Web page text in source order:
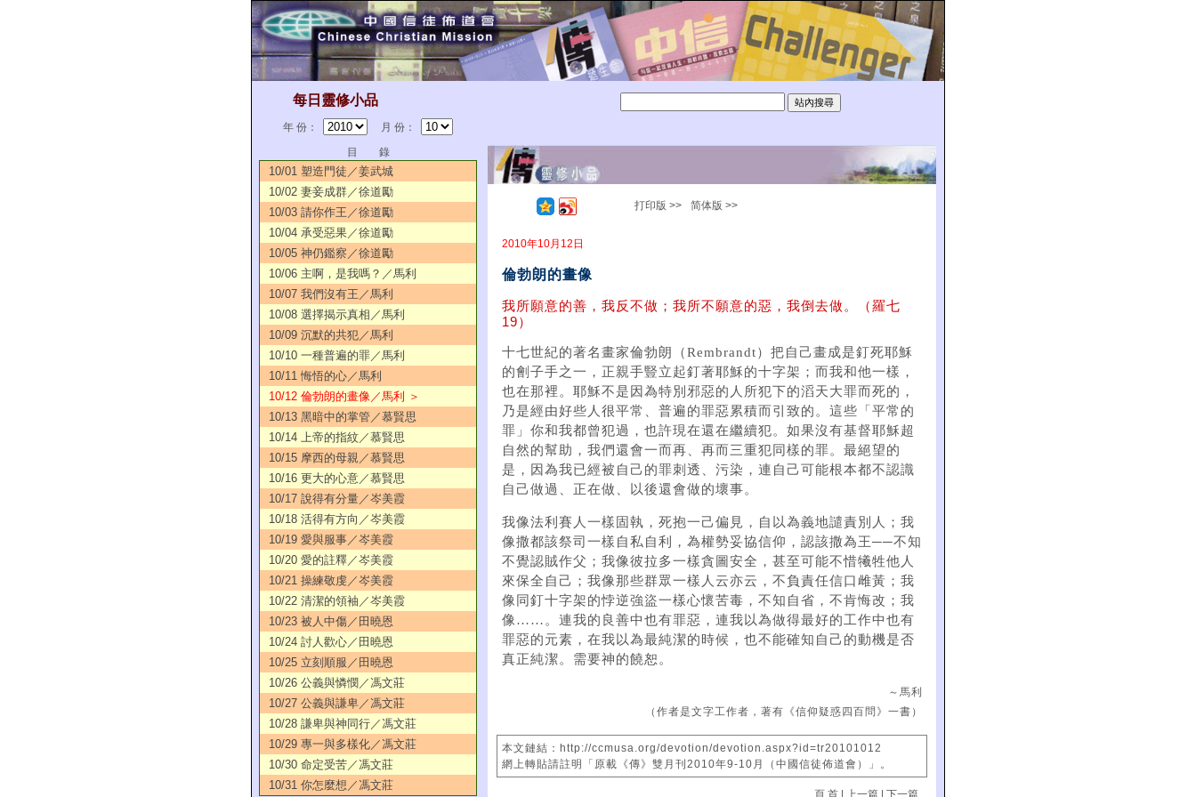
每日靈修小品
年 份：
月 份：
目 錄
10/01 塑造門徒／姜武城
10/02 妻妾成群／徐道勵
10/03 請你作王／徐道勵
10/04 承受惡果／徐道勵
10/05 神仍鑑察／徐道勵
10/06 主啊，是我嗎？／馬利
10/07 我們沒有王／馬利
10/08 選擇揭示真相／馬利
10/09 沉默的共犯／馬利
10/10 一種普遍的罪／馬利
10/11 悔悟的心／馬利
10/12 倫勃朗的畫像／馬利 ＞
10/13 黑暗中的掌管／慕賢思
10/14 上帝的指紋／慕賢思
10/15 摩西的母親／慕賢思
10/16 更大的心意／慕賢思
10/17 說得有分量／岑美霞
10/18 活得有方向／岑美霞
10/19 愛與服事／岑美霞
10/20 愛的註釋／岑美霞
10/21 操練敬虔／岑美霞
10/22 清潔的領袖／岑美霞
10/23 被人中傷／田曉恩
10/24 討人歡心／田曉恩
10/25 立刻順服／田曉恩
10/26 公義與憐憫／馮文莊
10/27 公義與謙卑／馮文莊
10/28 謙卑與神同行／馮文莊
10/29 專一與多樣化／馮文莊
10/30 命定受苦／馮文莊
10/31 你怎麼想／馮文莊
打印版 >> 简体版 >>
2010年10月12日
倫勃朗的畫像
我所願意的善，我反不做；我所不願意的惡，我倒去做。（羅七
19）
十七世紀的著名畫家倫勃朗（Rembrandt）把自己畫成是釘死耶穌
的劊子手之一，正親手豎立起釘著耶穌的十字架；而我和他一樣，
也在那裡。耶穌不是因為特別邪惡的人所犯下的滔天大罪而死的，
乃是經由好些人很平常、普遍的罪惡累積而引致的。這些「平常的
罪」你和我都曾犯過，也許現在還在繼續犯。如果沒有基督耶穌超
自然的幫助，我們還會一而再、再而三重犯同樣的罪。最絕望的
是，因為我已經被自己的罪刺透、污染，連自己可能根本都不認識
自己做過、正在做、以後還會做的壞事。
我像法利賽人一樣固執，死抱一己偏見，自以為義地譴責別人；我
像撒都該祭司一樣自私自利，為權勢妥協信仰，認該撒為王──不知
不覺認賊作父；我像彼拉多一樣貪圖安全，甚至可能不惜犧牲他人
來保全自己；我像那些群眾一樣人云亦云，不負責任信口雌黃；我
像同釘十字架的悖逆強盜一樣心懷苦毒，不知自省，不肯悔改；我
像……。連我的良善中也有罪惡，連我以為做得最好的工作中也有
罪惡的元素，在我以為最純潔的時候，也不能確知自己的動機是否
真正純潔。需要神的饒恕。
～馬利
（作者是文字工作者，著有《信仰疑惑四百問》一書）
本文鏈結：http://ccmusa.org/devotion/devotion.aspx?id=tr20101012
網上轉貼請註明「原載《傳》雙月刊2010年9-10月（中國信徒佈道會）」。
頁 首 | 上一篇 |下一篇